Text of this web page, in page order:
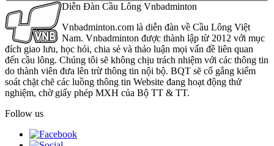
Diễn Đàn Cầu Lông Vnbadminton
Vnbadminton.com là diễn đàn về Cầu Lông Việt
Nam. Vnbadminton được thành lập từ 2012 với mục
đích giao lưu, học hỏi, chia sẻ và thảo luận mọi vấn đề liên quan
đến cầu lông. Chúng tôi sẽ không chịu trách nhiệm với các thông tin
do thành viên đưa lên trừ thông tin nội bộ. BQT sẽ cố gắng kiểm
soát chặt chẽ các luồng thông tin Website đang hoạt động thử
nghiệm, chờ giấy phép MXH của Bộ TT & TT.
Follow us